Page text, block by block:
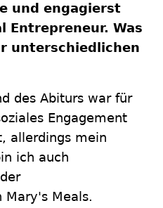
und engagierst
Entrepreneur. Was
unterschiedlichen
des Abiturs war für
Engagement
allerdings mein
ich auch
Mary's Meals.